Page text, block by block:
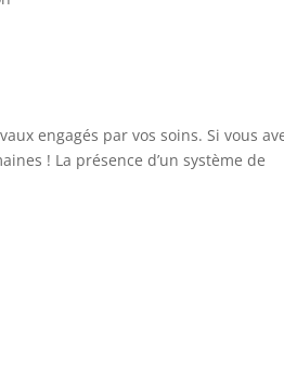
engagés par vos soins. Si vous
! La présence d’un système de